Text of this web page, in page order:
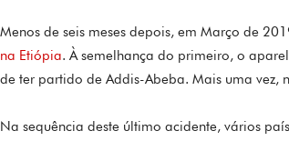
Menos de seis meses depois, em Março de
na Etiópia. À semelhança do primeiro, o
de ter partido de Addis-Abeba. Mais uma vez,
Na sequência deste último acidente, vários